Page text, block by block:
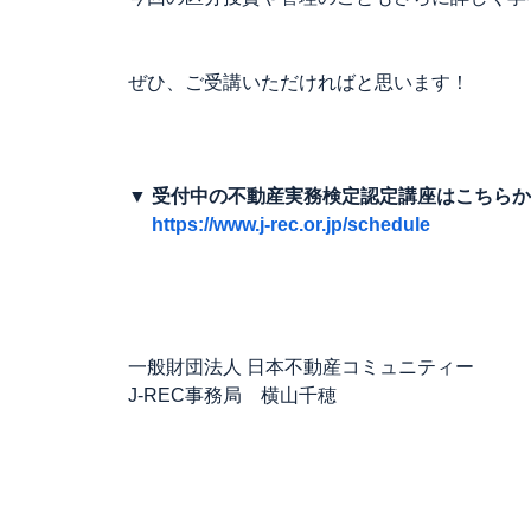
ぜひ、ご受講いただければと思います！
▼ 受付中の不動産実務検定認定講座はこちら
https://www.j-rec.or.jp/schedule
一般財団法人 日本不動産コミュニティー
J-REC事務局 横山千穂